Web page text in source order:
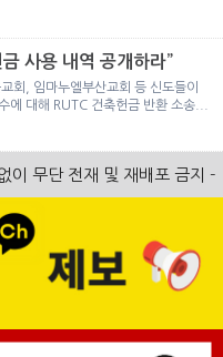
사용 내역 공개하라”
회, 임마누엘부산교회 등 신도들이
에 대해 RUTC 건축헌금 반환 소송...
이 무단 전재 및 재배포 금지 -